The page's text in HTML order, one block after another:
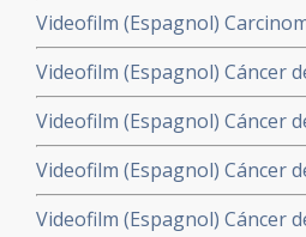
(grado IV). Dirk falleció sexto.
Videofilm (Espagnol)
hepatocarcinoma
CH = Carcinoma
con
Videofilm (Espagnol) Cáncer
intestino con terapia celular
Videofilm (Espagnol) Cáncer
resecable rectal mediante
células dendríticas y un estilo
Videofilm (Espagnol) Cáncer
próstata con metástasis
hyperthermia local.
Videofilm (Espagnol) Cáncer